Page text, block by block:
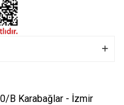
B Karabağlar - İzmir